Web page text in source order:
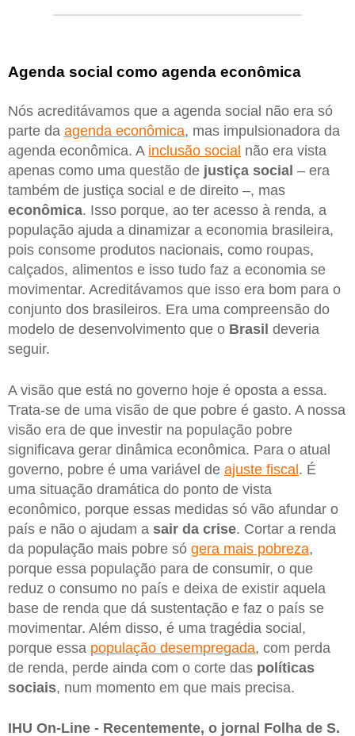
Agenda social como agenda econômica
Nós acreditávamos que a agenda social não era só
parte da agenda econômica, mas impulsionadora da
agenda econômica. A inclusão social não era vista
apenas como uma questão de justiça social – era
também de justiça social e de direito –, mas
econômica. Isso porque, ao ter acesso à renda, a
população ajuda a dinamizar a economia brasileira,
pois consome produtos nacionais, como roupas,
calçados, alimentos e isso tudo faz a economia se
movimentar. Acreditávamos que isso era bom para o
conjunto dos brasileiros. Era uma compreensão do
modelo de desenvolvimento que o Brasil deveria
seguir.
A visão que está no governo hoje é oposta a essa.
Trata-se de uma visão de que pobre é gasto. A nossa
visão era de que investir na população pobre
significava gerar dinâmica econômica. Para o atual
governo, pobre é uma variável de ajuste fiscal. É
uma situação dramática do ponto de vista
econômico, porque essas medidas só vão afundar o
país e não o ajudam a sair da crise. Cortar a renda
da população mais pobre só gera mais pobreza,
porque essa população para de consumir, o que
reduz o consumo no país e deixa de existir aquela
base de renda que dá sustentação e faz o país se
movimentar. Além disso, é uma tragédia social,
porque essa população desempregada, com perda
de renda, perde ainda com o corte das políticas
sociais, num momento em que mais precisa.
IHU On-Line - Recentemente, o jornal Folha de S.